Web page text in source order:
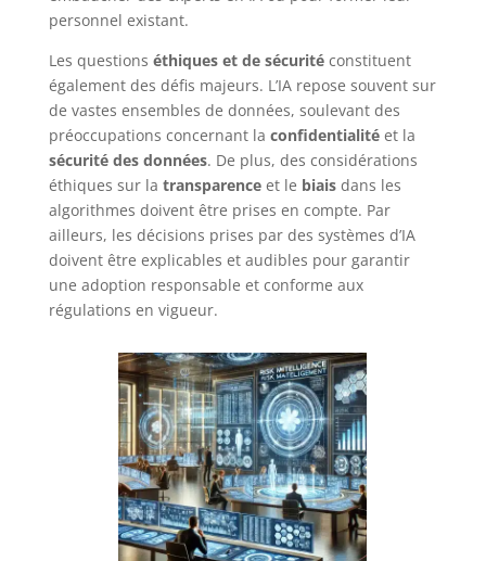
personnel existant.
Les questions éthiques et de sécuritéconstituent
également des défis majeurs. L’IA repose souvent sur
de vastes ensembles de données, soulevant des
préoccupations concernant la confidentialitéet la
sécurité des données. De plus, des considérations
éthiques sur la transparenceet le biaisdans les
algorithmes doivent être prises en compte. Par
ailleurs, les décisions prises par des systèmes d’IA
doivent être explicables et audibles pour garantir
une adoption responsable et conforme aux
régulations en vigueur.